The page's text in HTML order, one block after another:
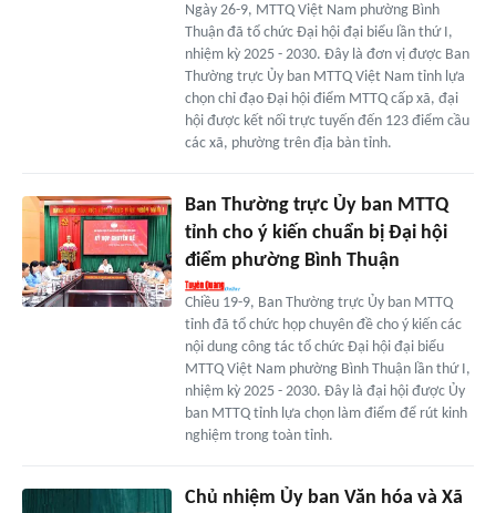
Ngày 26-9, MTTQ Việt Nam phường Bình
Thuận đã tổ chức Đại hội đại biểu lần thứ I,
nhiệm kỳ 2025 - 2030. Đây là đơn vị được Ban
Thường trực Ủy ban MTTQ Việt Nam tỉnh lựa
chọn chỉ đạo Đại hội điểm MTTQ cấp xã, đại
hội được kết nối trực tuyến đến 123 điểm cầu
các xã, phường trên địa bàn tỉnh.
Ban Thường trực Ủy ban MTTQ
tỉnh cho ý kiến chuẩn bị Đại hội
điểm phường Bình Thuận
Chiều 19-9, Ban Thường trực Ủy ban MTTQ
tỉnh đã tổ chức họp chuyên đề cho ý kiến các
nội dung công tác tổ chức Đại hội đại biểu
MTTQ Việt Nam phường Bình Thuận lần thứ I,
nhiệm kỳ 2025 - 2030. Đây là đại hội được Ủy
ban MTTQ tỉnh lựa chọn làm điểm để rút kinh
nghiệm trong toàn tỉnh.
Chủ nhiệm Ủy ban Văn hóa và Xã